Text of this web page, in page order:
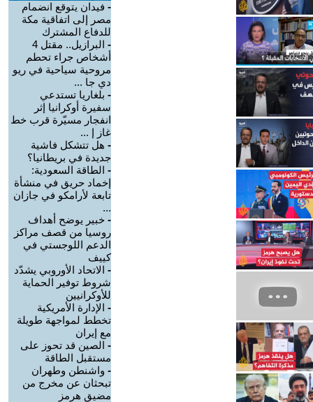
- فيدان يتوقع انضمام
مصر إلى اتفاقية مكة
للدفاع المشترك
-
البرازيل.. مقتل 4
أشخاص جراء تحطم
مروحية سياحية في ريو
دي جا ...
- بلغاريا تستدعي
سفيرة أوكرانيا إثر
انفجار مسيّرة قرب خط
غاز إ ...
- هل تتشكل فاشية
جديدة في بريطانيا؟
- الطاقة السعودية:
إخماد حريق في منشأة
تابعة لأرامكو في جازان
...
- خبير يوضح أهداف
روسيا من قصف مراكز
الدعم اللوجستي في
كييف
- الاتحاد الأوروبي يشدّد
شروط توفير الحماية
للأوكرانيين
- الإدارة الأمريكية
تخطط لمواجهة طويلة
مع إيران
- الصين قد تحوز على
مستقبل الطاقة
- واشنطن وطهران
تبحثان عن مخرج من
مضيق هرمز